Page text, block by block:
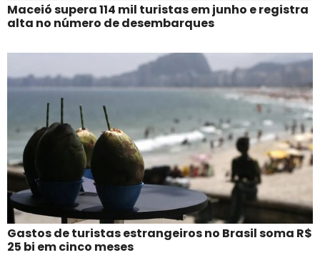
Maceió supera 114 mil turistas em junho e registra
alta no número de desembarques
Gastos de turistas estrangeiros no Brasil soma R$
25 bi em cinco meses